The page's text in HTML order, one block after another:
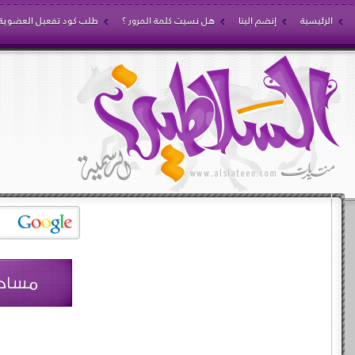
الرئيسية إنضم الينا هل نسيت كلمة المرور ؟ طلب كود تفعيل